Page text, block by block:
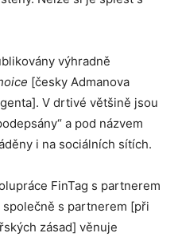
výhradně
[česky Admanova
V drtivé většině jsou
a pod názvem
i na sociálních sítích.
FinTag s partnerem
s partnerem [při
zásad] věnuje